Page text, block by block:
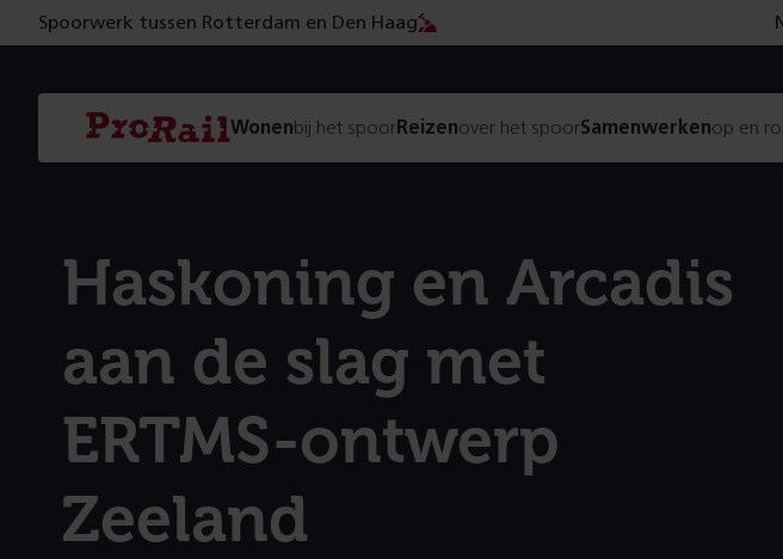
Spoorwerk tussen Rotterdam en Den Haag
Navigatie
Homepage
ProRail
Wonenbij het spoorReizenover het spoorSamenwerkenop en
Haskoning en Arcadis
aan de slag met
ERTMS-ontwerp
Zeeland